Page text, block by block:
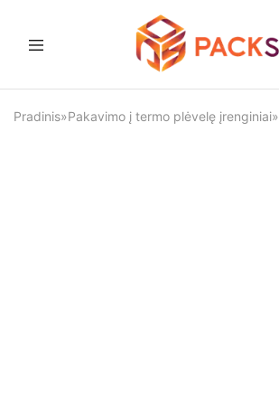
ir
įranga
Pradinis»Pakavimo į termo plėvelę įrenginiai»